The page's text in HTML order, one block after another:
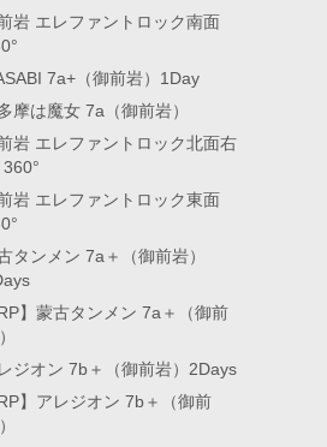
岩 エレファントロック南面
7a+（御前岩）1Day
摩は魔女 7a（御前岩）
岩 エレファントロック北面右
岩 エレファントロック東面
タンメン 7a＋（御前岩）
RP】蒙古タンメン 7a＋（御前
ジオン 7b＋（御前岩）2Days
RP】アレジオン 7b＋（御前